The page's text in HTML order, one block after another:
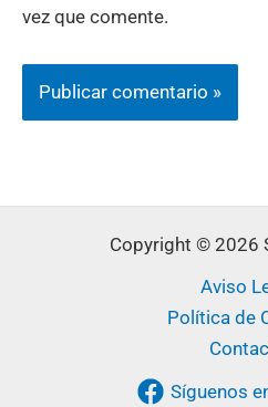
vez que comente.
Copyright © 2026
Aviso
Política de
Síguenos